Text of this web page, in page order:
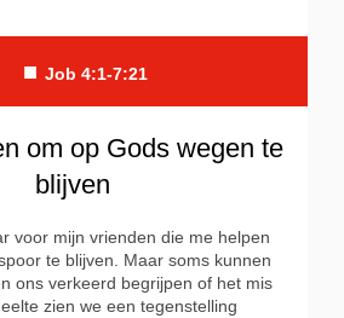
■ Job 4:1-7:21
om op Gods wegen te
blijven
voor mijn vrienden die me helpen
te blijven. Maar soms kunnen
ons verkeerd begrijpen of het mis
zien we een tegenstelling